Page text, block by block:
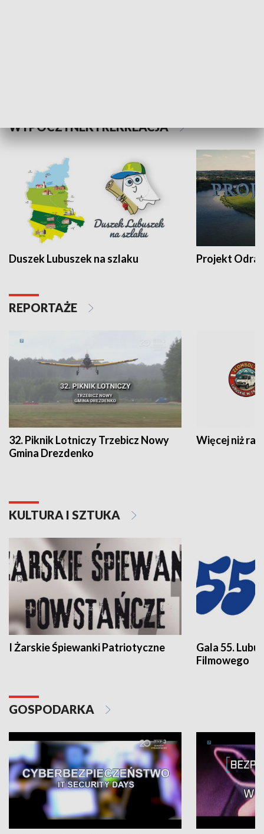
WYPOCZYNEK I REKREACJA
Duszek Lubuszek na szlaku Projekt Odra
REPORTAŻE
32. Piknik Lotniczy Trzebicz Nowy
Gmina Drezdenko
Więcej niż rajd
KULTURA I SZTUKA
I Żarskie Śpiewanki Patriotyczne
Gala 55.
Filmowego
GOSPODARKA